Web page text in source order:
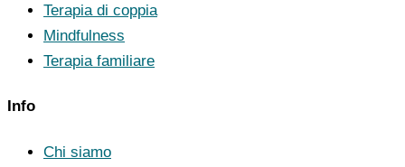
Terapia di coppia
Mindfulness
Terapia familiare
Info
Chi siamo